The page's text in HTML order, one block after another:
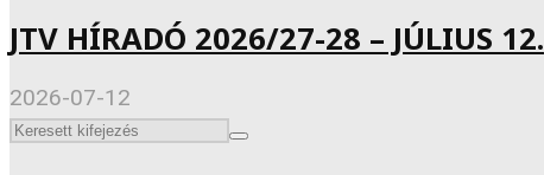
JTV HÍRADÓ 2026/27-28 – JÚLIUS 12.
2026-07-12